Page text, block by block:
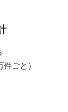
ごと）